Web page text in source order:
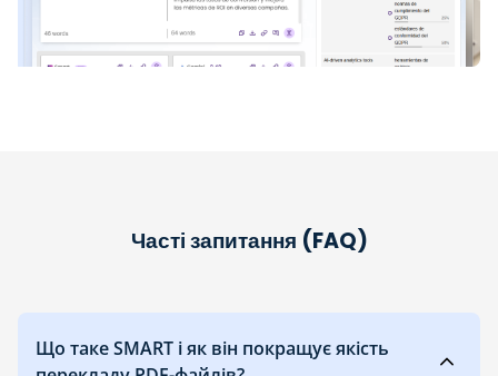
Часті запитання (FAQ)
Що таке SMART і як він покращує якість